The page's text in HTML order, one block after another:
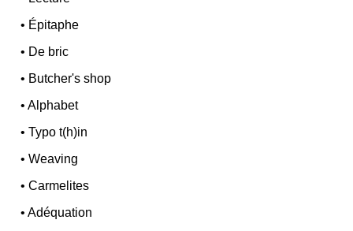
• Épitaphe
• De bric
• Butcher's shop
•Alphabet
•Typo t(h)in
•Weaving
•Carmelites
•Adéquation